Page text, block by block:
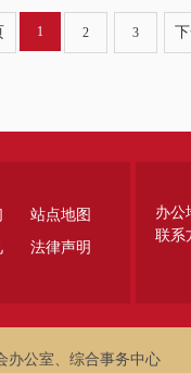
1 2 3
站点地图
法律声明
办公
联系
办公室、综合事务中心